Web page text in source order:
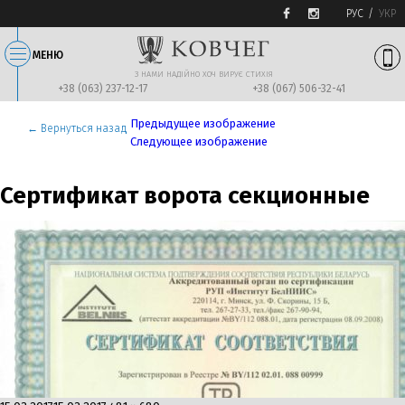
РУС УКР
МЕНЮ
З НАМИ НАДIЙНО ХОЧ ВИРУЄ СТИХIЯ
+38 (063) 237-12-17 +38 (067) 506-32-41
← Вернуться назад Предыдущее изображение
Следующее изображение
Сертификат ворота секционные